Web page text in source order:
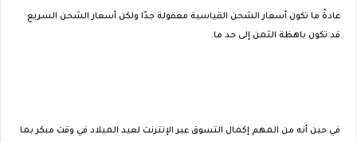
عادةً ما تكون أسعار الشحن القياسية معقولة جدًا ولكن أسعار الشحن السريع
قد تكون باهظة الثمن إلى حد ما.
في حين أنه من المهم إكمال التسوق عبر الإنترنت لعيد الميلاد في وقت مبكر بما